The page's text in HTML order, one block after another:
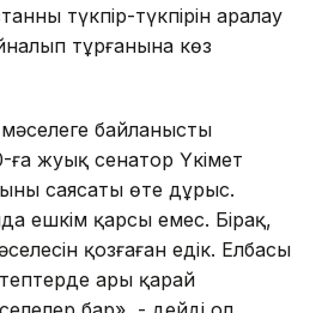
түкпір-түкпірін аралау
тұрғанына көз
мәселеге байланысты
ға жуық сенатор Үкімет
саясаты өте дұрыс.
ешкім қарсы емес. Бірақ,
қозғаған едік. Елбасы
ары қарай